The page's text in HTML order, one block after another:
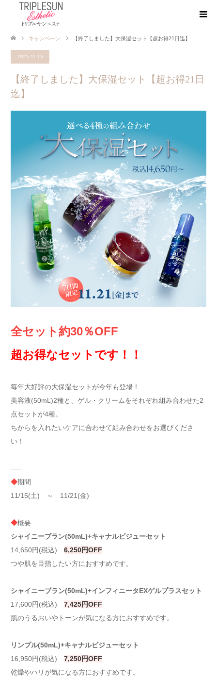
キャンペーン 【終了しました】大保湿セット【超お得21日迄】
2025.11.15
【終了しました】大保湿セット【超お得21日
迄】
全セット約30％OFF
超お得なセットです！！
毎年大好評の大保湿セットが今年も登場！
美容液(50mL)2種と、ゲル・クリームをそれぞれ組み合わせた2
点セットが4種。
ちからを入れたいケアに合わせて組み合わせをお選びくださ
い！
—–
◆期間
11/15(土) ～ 11/21(金)
◆概要
シャイニーブラン(50mL)+キャナルビジューセット
14,650円(税込) 6,250円OFF
つや肌を目指したい方におすすめです。
シャイニーブラン(50mL)+インフィニータEXゲルプラスセット
17,600円(税込) 7,425円OFF
肌のうるおいやトーンが気になる方におすすめです。
リンプル(50mL)+キャナルビジューセット
16,950円(税込) 7,250円OFF
乾燥やハリが気になる方におすすめです。